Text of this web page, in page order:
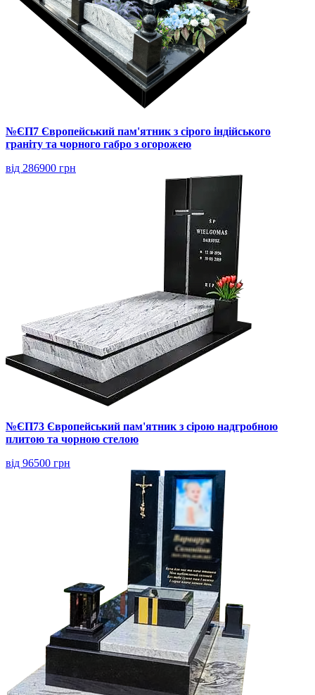
№ЄП7 Європейський пам'ятник з сірого індійського
граніту та чорного габро з огорожею
від 286900 грн
№ЄП73 Європейський пам'ятник з сірою надгробною
плитою та чорною стелою
від 96500 грн